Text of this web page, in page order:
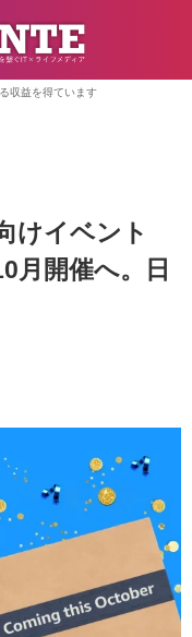
収益を得ています
けイベント
月開催へ。日